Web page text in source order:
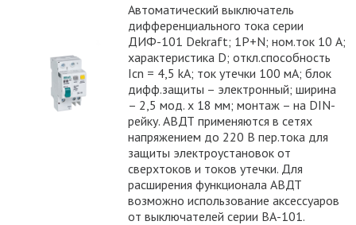
Автоматический выключатель
дифференциального тока серии
ДИФ-101 Dekraft; 1P+N; ном.ток 10 А;
характеристика D; откл.способность
Icn = 4,5 kA; ток утечки 100 мА; блок
дифф.защиты – электронный; ширина
– 2,5 мод. х 18 мм; монтаж – на DIN-
рейку. АВДТ применяются в сетях
напряжением до 220 В пер.тока для
защиты электроустановок от
сверхтоков и токов утечки. Для
расширения функционала АВДТ
возможно использование аксессуаров
от выключателей серии ВА-101.